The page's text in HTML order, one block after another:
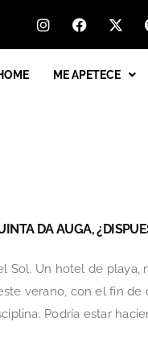
ME APETECE
DA AUGA,
Sol. Un hotel de
verano, con el fin
Podría estar